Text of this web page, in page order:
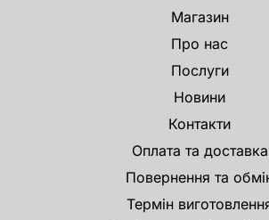
Магазин
Про нас
Послуги
Новини
Контакти
Оплата та доставка
Повернення та
Термін